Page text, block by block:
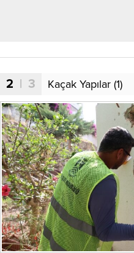
2 | 3 Kaçak Yapılar (1)